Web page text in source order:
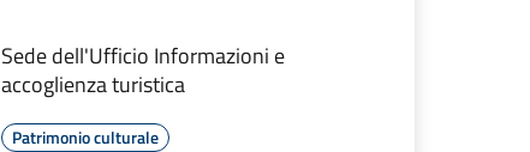
Sede dell'Ufficio Informazioni e
accoglienza turistica
Patrimonio culturale